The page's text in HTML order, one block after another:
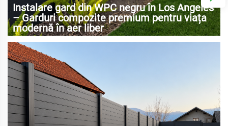
Instalare gard din WPC negru în Los Angeles
– Garduri compozite premium pentru viața
modernă în aer liber